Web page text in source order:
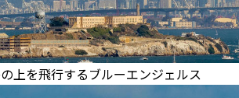
上を飛行するブルーエンジェルス